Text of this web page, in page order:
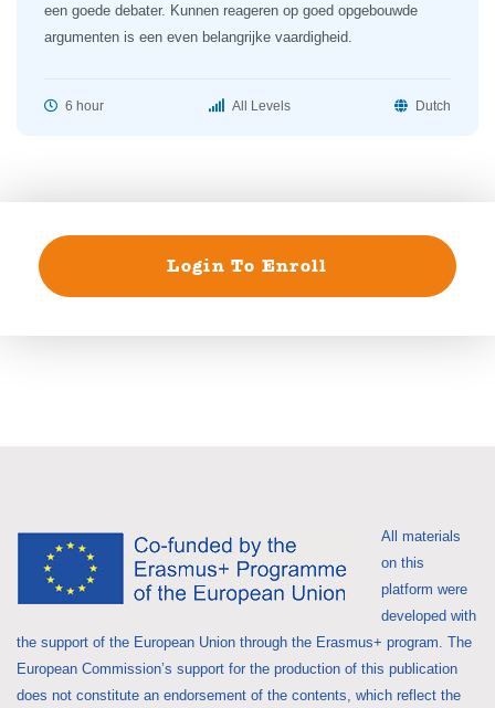
een goede debater. Kunnen reageren op goed opgebouwde
argumenten is een even belangrijke vaardigheid.
6 hour All Levels Dutch
Login To Enroll
All materials
on this
platform were
developed with
the support of the European Union through the Erasmus+ program. The
European Commission’s support for the production of this publication
does not constitute an endorsement of the contents, which reflect the